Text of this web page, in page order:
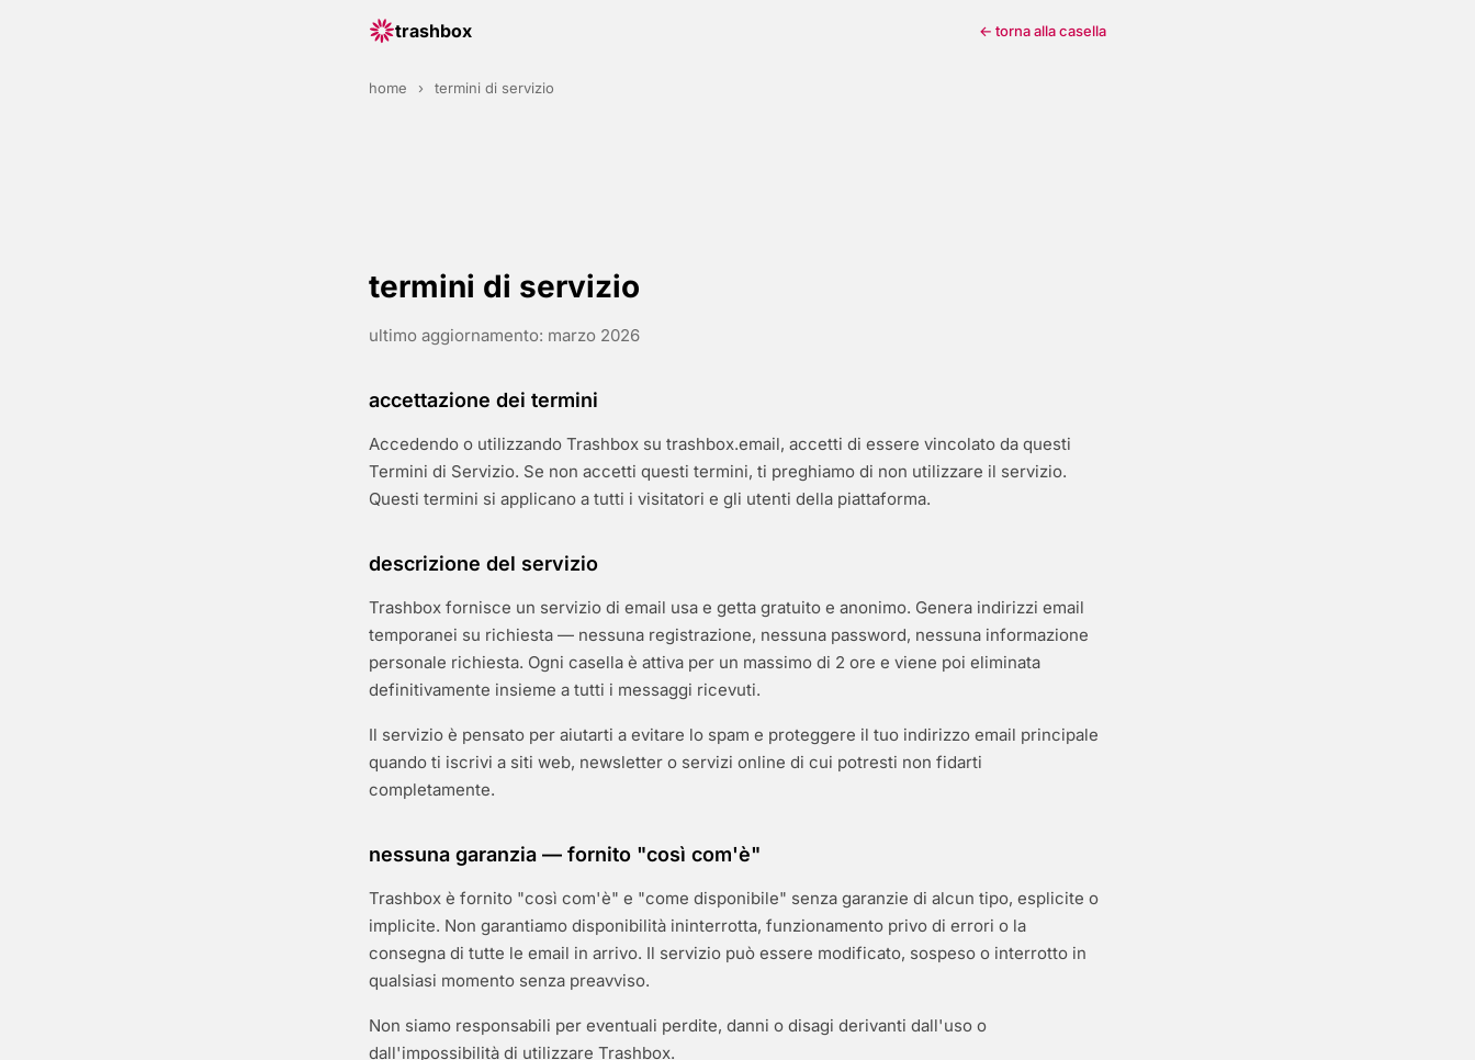
trashbox ← torna alla casella
home › termini di servizio
termini di servizio
ultimo aggiornamento: marzo 2026
accettazione dei termini
Accedendo o utilizzando Trashbox su trashbox.email, accetti di essere vincolato da questi
Termini di Servizio. Se non accetti questi termini, ti preghiamo di non utilizzare il servizio.
Questi termini si applicano a tutti i visitatori e gli utenti della piattaforma.
descrizione del servizio
Trashbox fornisce un servizio di email usa e getta gratuito e anonimo. Genera indirizzi email
temporanei su richiesta — nessuna registrazione, nessuna password, nessuna informazione
personale richiesta. Ogni casella è attiva per un massimo di 2 ore e viene poi eliminata
definitivamente insieme a tutti i messaggi ricevuti.
Il servizio è pensato per aiutarti a evitare lo spam e proteggere il tuo indirizzo email principale
quando ti iscrivi a siti web, newsletter o servizi online di cui potresti non fidarti
completamente.
nessuna garanzia — fornito "così com'è"
Trashbox è fornito "così com'è" e "come disponibile" senza garanzie di alcun tipo, esplicite o
implicite. Non garantiamo disponibilità ininterrotta, funzionamento privo di errori o la
consegna di tutte le email in arrivo. Il servizio può essere modificato, sospeso o interrotto in
qualsiasi momento senza preavviso.
Non siamo responsabili per eventuali perdite, danni o disagi derivanti dall'uso o
dall'impossibilità di utilizzare Trashbox.